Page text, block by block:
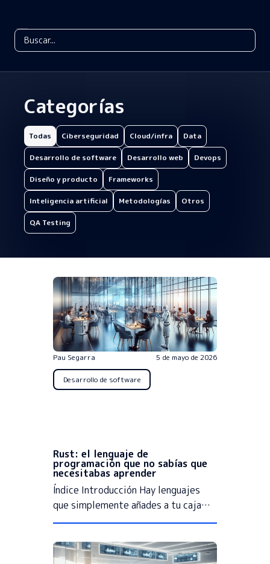
Categorías
Ciberseguridad Cloud/infra Data
Desarrollo de software Desarrollo web Devops
Diseño y producto Frameworks
Inteligencia artificial Metodologías Otros
QA Testing
Todas
Pau Segarra 5 de mayo de 2026
Desarrollo de software
Rust: el lenguaje de
programación que no sabías que
necesitabas aprender
Índice Introducción Hay lenguajes
que simplemente añades a tu caja…